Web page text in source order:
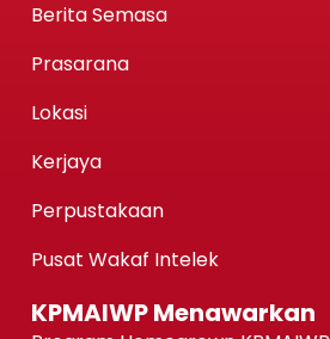
Berita Semasa
Prasarana
Lokasi
Kerjaya
Perpustakaan
Pusat Wakaf Intelek
KPMAIWP Menawarkan